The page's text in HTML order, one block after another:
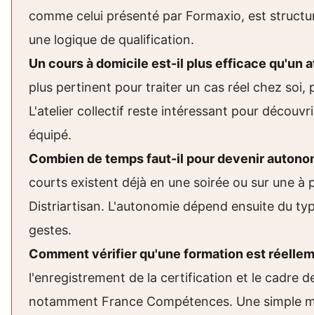
comme celui présenté par Formaxio, est
une logique de qualification.
Un cours à domicile est-il plus efficace qu'un
plus pertinent pour traiter un cas réel chez
L'atelier collectif reste intéressant pour
équipé.
Combien de temps faut-il pour devenir
courts existent déjà en une soirée ou sur une à
Distriartisan. L'autonomie dépend ensuite du
gestes.
Comment vérifier qu'une formation est
l'enregistrement de la certification et le cadre
notamment France Compétences. Une simple